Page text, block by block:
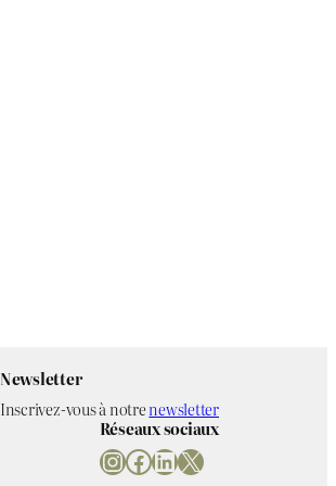
Newsletter
Inscrivez-vous à notrenewsletter
Réseaux sociaux
InstagramFacebook LinkedIn X